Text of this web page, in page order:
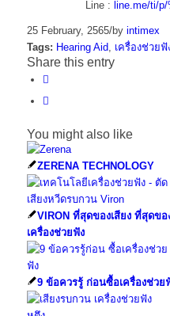
Line : line.me/ti/
25 February, 2565/by intimex
Tags: Hearing Aid เครื่องช่วยฟั
Share this entry
You might also like
ZERENA TECHNOLOGY
VIRON ที่สุดของเสียง ที่สุดขอ
เครื่องช่วยฟัง
9 ข้อควรรู้ ก่อนซื้อเครื่องช่วย